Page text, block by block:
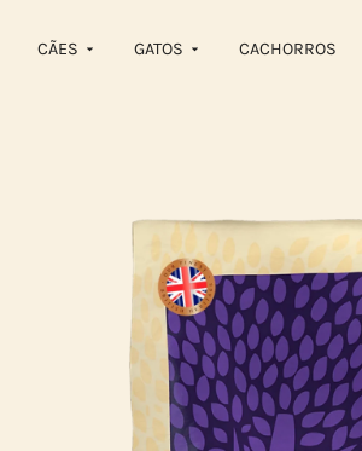
CÃES GATOS CACHORROS